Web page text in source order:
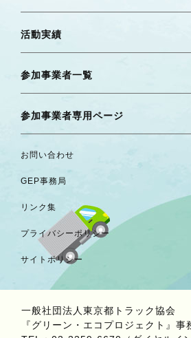
活動実績
参加事業者一覧
参加事業者専用ページ
お問い合わせ
GEP事務局
リンク集
プライバシーポリシー
サイトポリシー
一般社団法人東京都トラック協会
『グリーン・エコプロジェクト』事